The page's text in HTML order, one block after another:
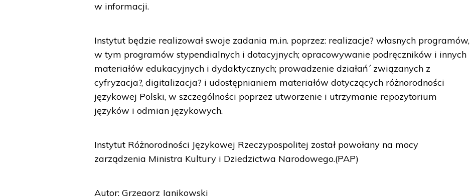
w informacji.
Instytut będzie realizował swoje zadania m.in. poprzez: realizacje? własnych programów,
w tym programów stypendialnych i dotacyjnych; opracowywanie podręczników i innych
materiałów edukacyjnych i dydaktycznych; prowadzenie działań´ związanych z
cyfryzacja?, digitalizacja? i udostępnianiem materiałów dotyczących różnorodności
językowej Polski, w szczególności poprzez utworzenie i utrzymanie repozytorium
języków i odmian językowych.
Instytut Różnorodności Językowej Rzeczypospolitej został powołany na mocy
zarządzenia Ministra Kultury i Dziedzictwa Narodowego.(PAP)
Autor: Grzegorz Janikowski